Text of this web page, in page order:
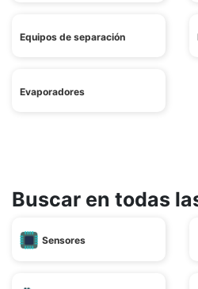
Equipos de separación
Evaporadores
Buscar en todas
Sensores